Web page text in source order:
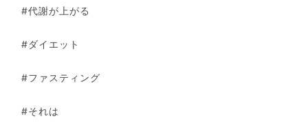
#代謝が上がる
#ダイエット
#ファスティング
#それは